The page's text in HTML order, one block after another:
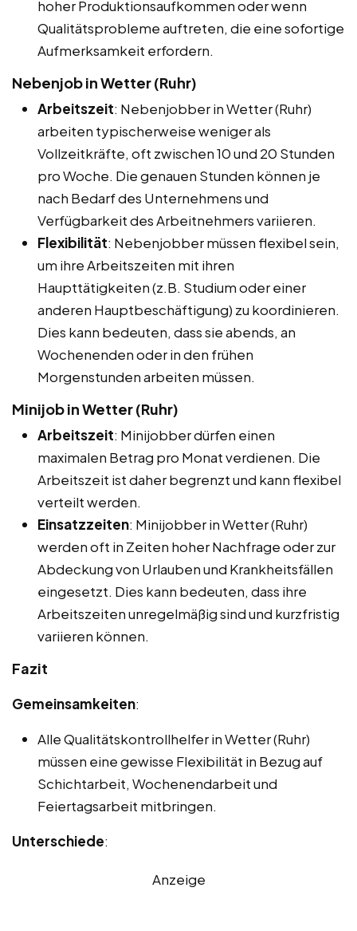
hoher Produktionsaufkommen oder wenn
Qualitätsprobleme auftreten, die eine sofortige
Aufmerksamkeit erfordern.
Nebenjob in Wetter (Ruhr)
Arbeitszeit: Nebenjobber in Wetter (Ruhr)
arbeiten typischerweise weniger als
Vollzeitkräfte, oft zwischen 10 und 20 Stunden
pro Woche. Die genauen Stunden können je
nach Bedarf des Unternehmens und
Verfügbarkeit des Arbeitnehmers variieren.
Flexibilität: Nebenjobber müssen flexibel sein,
um ihre Arbeitszeiten mit ihren
Haupttätigkeiten (z.B. Studium oder einer
anderen Hauptbeschäftigung) zu koordinieren.
Dies kann bedeuten, dass sie abends, an
Wochenenden oder in den frühen
Morgenstunden arbeiten müssen.
Minijob in Wetter (Ruhr)
Arbeitszeit: Minijobber dürfen einen
maximalen Betrag pro Monat verdienen. Die
Arbeitszeit ist daher begrenzt und kann flexibel
verteilt werden.
Einsatzzeiten: Minijobber in Wetter (Ruhr)
werden oft in Zeiten hoher Nachfrage oder zur
Abdeckung von Urlauben und Krankheitsfällen
eingesetzt. Dies kann bedeuten, dass ihre
Arbeitszeiten unregelmäßig sind und kurzfristig
variieren können.
Fazit
Gemeinsamkeiten:
Alle Qualitätskontrollhelfer in Wetter (Ruhr)
müssen eine gewisse Flexibilität in Bezug auf
Schichtarbeit, Wochenendarbeit und
Feiertagsarbeit mitbringen.
Unterschiede:
Anzeige